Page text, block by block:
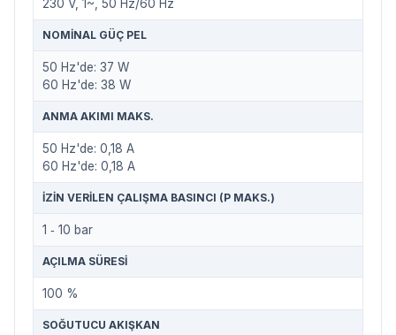
230 V, 1~, 50 Hz/60 Hz
NOMINAL GÜÇ PEL
50 Hz'de: 37 W
60 Hz'de: 38 W
ANMA AKIMI MAKS.
50 Hz'de: 0,18 A
60 Hz'de: 0,18 A
İZIN VERILEN ÇALIŞMA BASINCI (P MAKS.)
1 ‐ 10 bar
AÇILMA SÜRESI
100 %
SOĞUTUCU AKIŞKAN